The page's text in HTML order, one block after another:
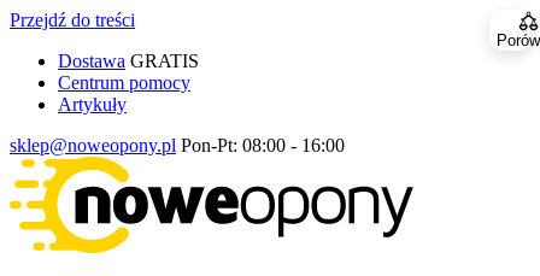
Przejdź do treści
Dostawa GRATIS
Centrum pomocy
Artykuły
sklep@noweopony.pl Pon-Pt: 08:00 - 16:00